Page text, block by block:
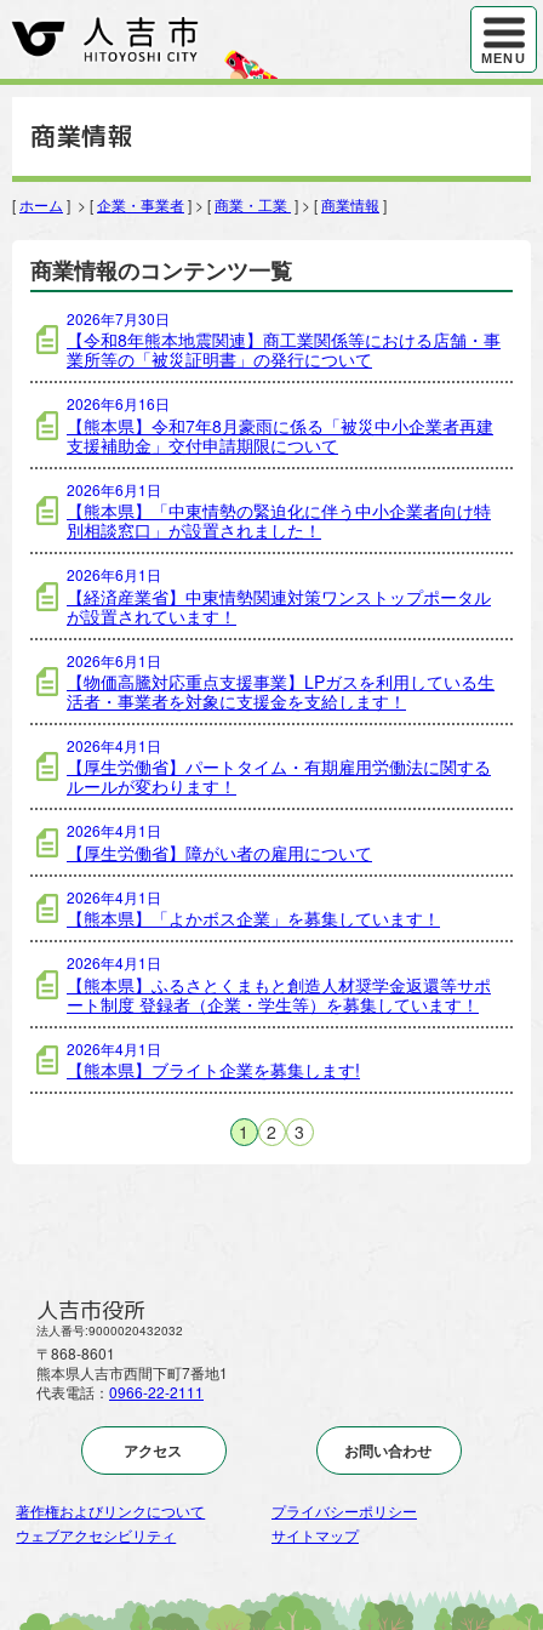
ハンバ
MENU
商業情報
[ ホーム ] > [企業・事業者] > [商業・工業 ] > [商業情報 ]
商業情報のコンテンツ一覧
2026年7月30日
【令和8年熊本地震関連】商工業関係等における店舗・事
業所等の「被災証明書」の発行について
2026年6月16日
【熊本県】令和7年8月豪雨に係る「被災中小企業者再建
支援補助金」交付申請期限について
2026年6月1日
【熊本県】「中東情勢の緊迫化に伴う中小企業者向け特
別相談窓口」が設置されました！
2026年6月1日
【経済産業省】中東情勢関連対策ワンストップポータル
が設置されています！
2026年6月1日
【物価高騰対応重点支援事業】LPガスを利用している生
活者・事業者を対象に支援金を支給します！
2026年4月1日
【厚生労働省】パートタイム・有期雇用労働法に関する
ルールが変わります！
2026年4月1日
【厚生労働省】障がい者の雇用について
2026年4月1日
【熊本県】「よかボス企業」を募集しています！
2026年4月1日
【熊本県】ふるさとくまもと創造人材奨学金返還等サポ
ート制度 登録者（企業・学生等）を募集しています！
2026年4月1日
【熊本県】ブライト企業を募集します!
1 2 3
人吉市役所
法人番号:9000020432032
〒868-8601
熊本県人吉市西間下町7番地1
代表電話： 0966-22-2111
アクセス お問い合わせ
著作権およびリンクについて
プライバシーポリシー
ウェブアクセシビリティ
サイトマップ